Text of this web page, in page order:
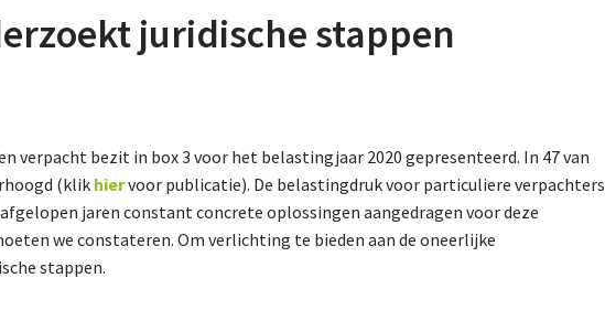
juridische stappen
verpacht bezit in box 3 voor het belastingjaar 2020 gepresenteerd. In 47 van
(klik hiervoor publicatie). De belastingdruk voor particuliere verpachters
jaren constant concrete oplossingen aangedragen voor deze
we constateren. Om verlichting te bieden aan de oneerlijke
stappen.